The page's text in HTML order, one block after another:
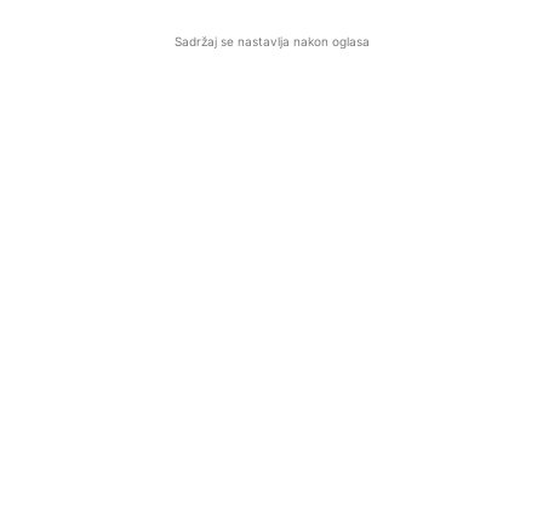
Sadržaj se nastavlja nakon oglasa